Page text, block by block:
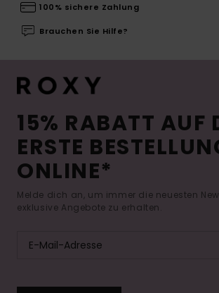
100% sichere Zahlung
Brauchen Sie Hilfe?
15% RABATT AUF
ERSTE
ONLINE*
Melde dich an, um immer die neuesten
exklusive Angebote zu erhalten.